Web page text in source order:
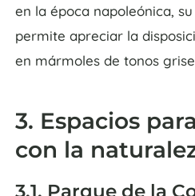
en la época napoleónica,
permite apreciar la
en mármoles de tonos
3. Espacios
con la
3.1. Parque de la